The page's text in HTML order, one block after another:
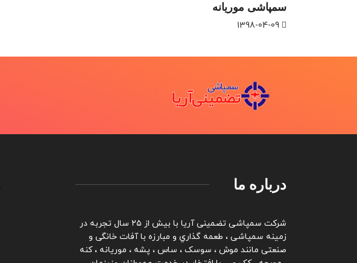
سمپاشی موریانه
درباره ما
شرکت سمپاشی تضمینی آریا با بیش از ۲۵ سال تجربه در
زمینه سمپاشی ، طعمه گذاري و مبارزه با آفات خانگی و
صنعتی مانند موش ، سوسک ، ساس ، پشه ، موریانه ، کنه